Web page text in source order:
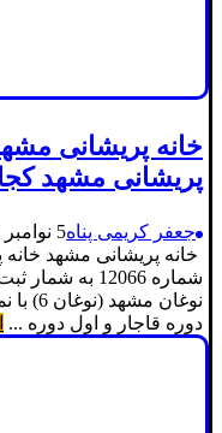
خانه پریشانی
پریشانی مشهد
جعفر کریمی پناه5 نوامبر 2021
شماره 12066
نوغان
دوره قاجار و اول دوره ...